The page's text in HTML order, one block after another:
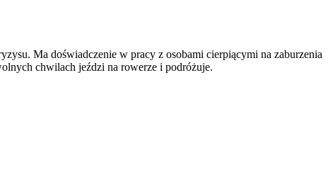
Ma doświadczenie w pracy z osobami cierpiącymi na zaburzenia
chwilach jeździ na rowerze i podróżuje.